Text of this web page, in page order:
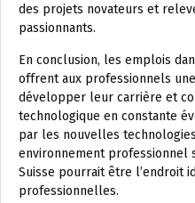
des projets novateurs et
passionnants.
En conclusion, les emplois
offrent aux professionnels
développer leur carrière et
technologique en constante
par les nouvelles
environnement professionnel
Suisse pourrait être l’endroit
professionnelles.